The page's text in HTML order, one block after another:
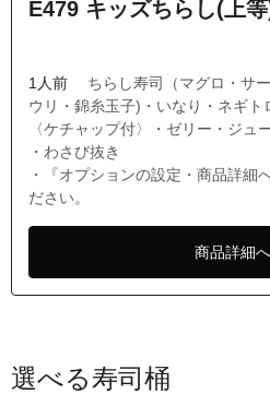
E479 キッズちらし(上
1人前
ちらし寿司（マグロ・サ
ウリ・錦糸玉子)・いなり・ネギト
〈ケチャップ付〉・ゼリー・ジュ
・わさび抜き
・『オプションの設定・商品詳細
ださい。
商品詳細へ
選べる寿司桶